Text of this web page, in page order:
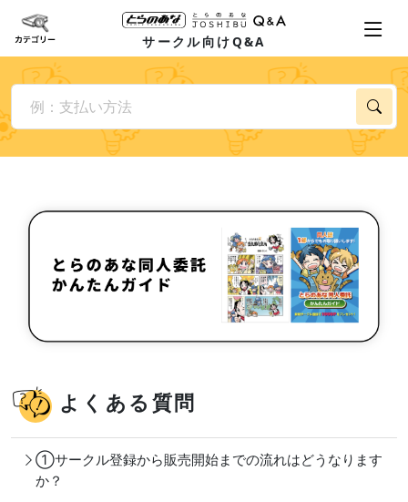
サークル向けQ&A
よくある質問
①サークル登録から販売開始までの流れはどうなります
か？